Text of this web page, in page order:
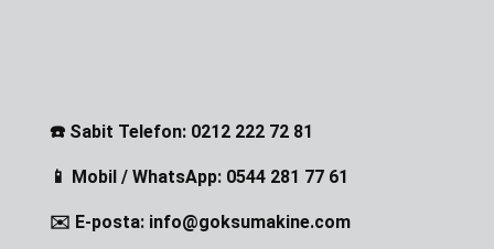
☎️ Sabit Telefon: 0212 222 72 81
📱 Mobil / WhatsApp: 0544 281 77 61
✉️ E-posta: info@goksumakine.com